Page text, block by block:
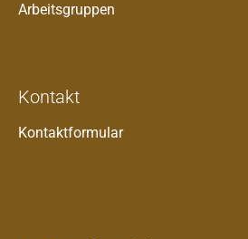
Arbeitsgruppen
Kontakt
Kontaktformular